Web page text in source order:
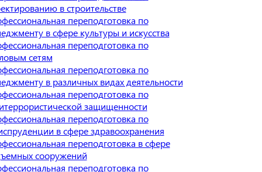
в строительстве
переподготовка по
в сфере культуры и искусства
переподготовка по
сетям
переподготовка по
в различных видах деятельности
переподготовка по
защищенности
переподготовка по
в сфере здравоохранения
переподготовка в сфере
сооружений
переподготовка по